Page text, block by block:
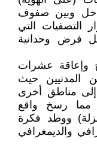
وبين صفوف
التصفيات التي
فرض وحدانية
وإعاقة عشرات
المدنيين حيث
مناطق أخرى
مما رسخ واقع
ووطد فكرة
والديمغرافي